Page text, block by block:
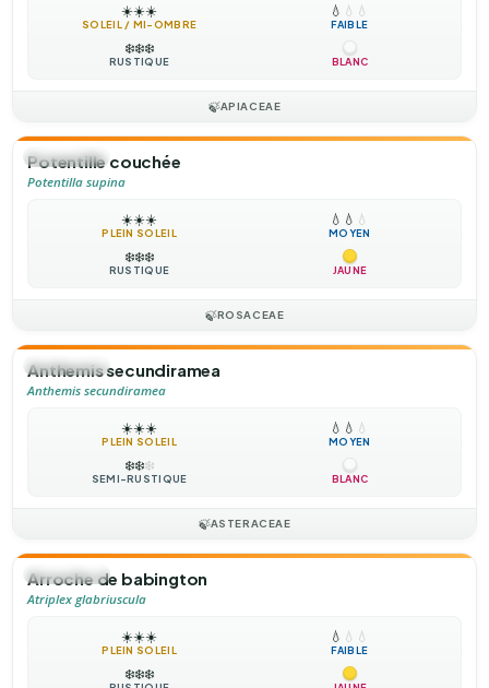
☀️☀️☀️
SOLEIL / MI-OMBRE
💧 💧 💧
FAIBLE
❄️❄️❄️
RUSTIQUE BLANC
🍃APIACEAE
🌻ANNUELLE
Potentille couchée
Potentilla supina
☀️☀️☀️
PLEIN SOLEIL
💧 💧 💧
MOYEN
❄️❄️❄️
RUSTIQUE JAUNE
🍃ROSACEAE
🌻ANNUELLE
Anthemis secundiramea
Anthemis secundiramea
☀️☀️☀️
PLEIN SOLEIL
💧 💧 💧
MOYEN
❄️❄️❄️
SEMI-RUSTIQUE BLANC
🍃ASTERACEAE
🌻ANNUELLE
Arroche de babington
Atriplex glabriuscula
☀️☀️☀️
PLEIN SOLEIL
💧 💧 💧
FAIBLE
❄️❄️❄️